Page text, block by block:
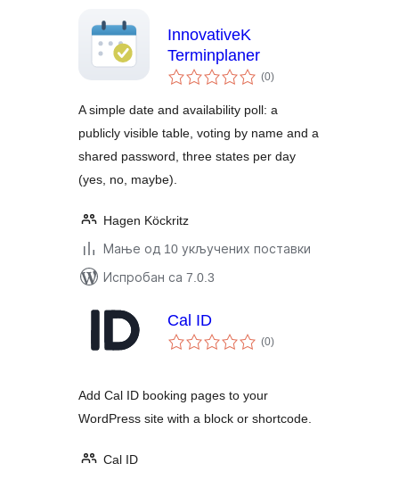
InnovativeK
Terminplaner
(0укупних
оцена
)
A simple date and availability poll: a
publicly visible table, voting by name and a
shared password, three states per day
(yes, no, maybe).
Hagen Köckritz
Мање од 10 укључених поставки
Испробан са 7.0.3
Cal ID
(0укупних
оцена
)
Add Cal ID booking pages to your
WordPress site with a block or shortcode.
Cal ID